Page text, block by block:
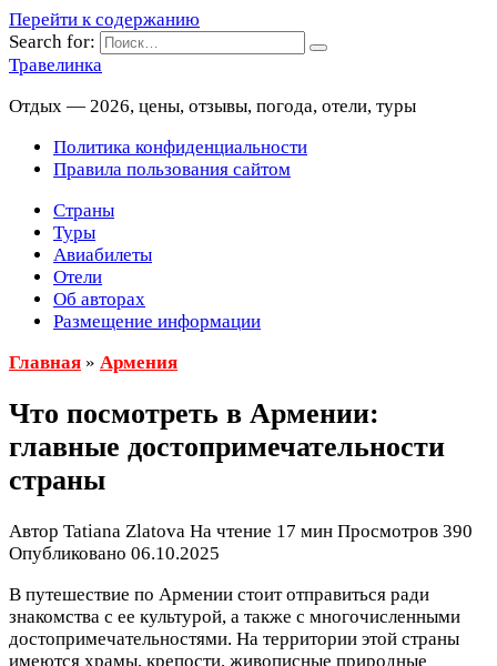
Перейти к содержанию
Search for:
Травелинка
Отдых — 2026, цены, отзывы, погода, отели, туры
Политика конфиденциальности
Правила пользования сайтом
Страны
Туры
Авиабилеты
Отели
Об авторах
Размещение информации
Главная » Армения
Что посмотреть в Армении:
главные достопримечательности
страны
Автор Tatiana Zlatova На чтение 17 мин Просмотров 390
Опубликовано 06.10.2025
В путешествие по Армении стоит отправиться ради
знакомства с ее культурой, а также с многочисленными
достопримечательностями. На территории этой страны
имеются храмы, крепости, живописные природные